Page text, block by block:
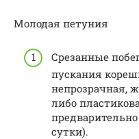
Молодая петуния
Срезанные
пускания
непрозрачная,
либо
сутки).